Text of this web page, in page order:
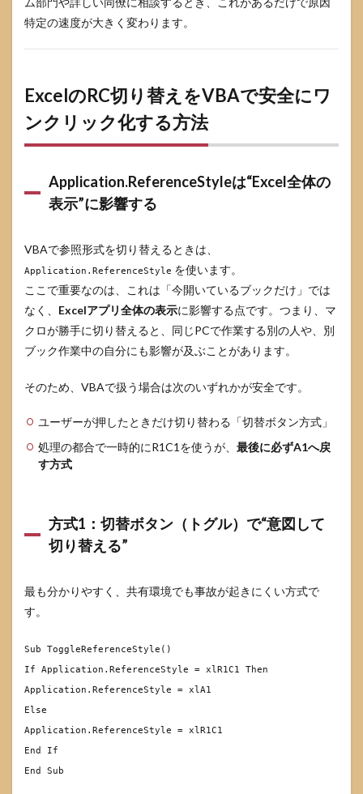
特定の速度が大きく変わります。
ExcelのRC切り替えをVBAで安全にワ
ンクリック化する方法
Application.ReferenceStyleは“Excel全体の
表示”に影響する
VBAで参照形式を切り替えるときは、
Application.ReferenceStyle を使います。
ここで重要なのは、これは「今開いているブックだけ」では
なく、 Excelアプリ全体の表示に影響する点です。つまり、マ
クロが勝手に切り替えると、同じPCで作業する別の人や、別
ブック作業中の自分にも影響が及ぶことがあります。
そのため、VBAで扱う場合は次のいずれかが安全です。
ユーザーが押したときだけ切り替わる「切替ボタン方式」
処理の都合で一時的にR1C1を使うが、 最後に必ずA1へ戻
す方式
方式1：切替ボタン（トグル）で“意図して
切り替える”
最も分かりやすく、共有環境でも事故が起きにくい方式で
す。
Sub ToggleReferenceStyle()
If Application.ReferenceStyle = xlR1C1 Then
Application.ReferenceStyle = xlA1
Else
Application.ReferenceStyle = xlR1C1
End
If
End
Sub